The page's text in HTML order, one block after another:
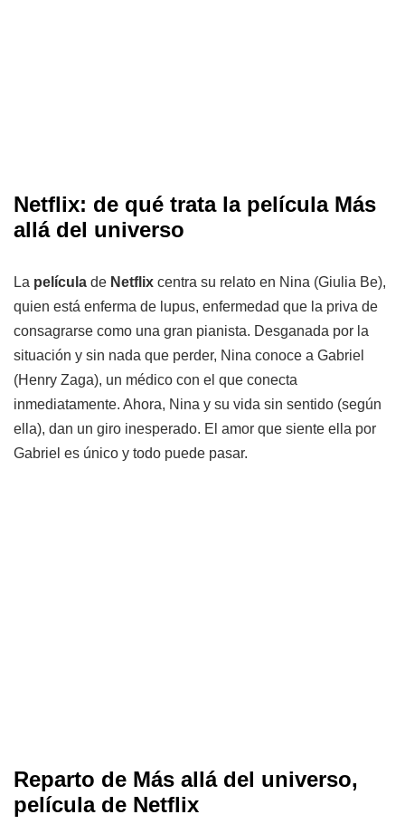
Netflix: de qué trata la película Más
allá del universo
La película de Netflix centra su relato en Nina (Giulia Be),
quien está enferma de lupus, enfermedad que la priva de
consagrarse como una gran pianista. Desganada por la
situación y sin nada que perder, Nina conoce a Gabriel
(Henry Zaga), un médico con el que conecta
inmediatamente. Ahora, Nina y su vida sin sentido (según
ella), dan un giro inesperado. El amor que siente ella por
Gabriel es único y todo puede pasar.
Reparto de Más allá del universo,
película de Netflix